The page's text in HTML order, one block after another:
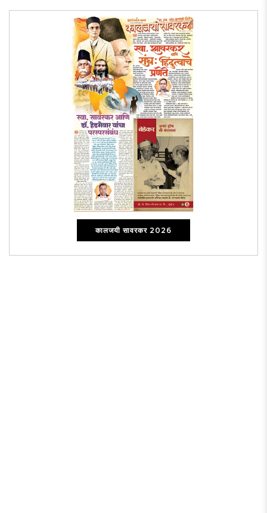
कालजयी सावरकर 2026